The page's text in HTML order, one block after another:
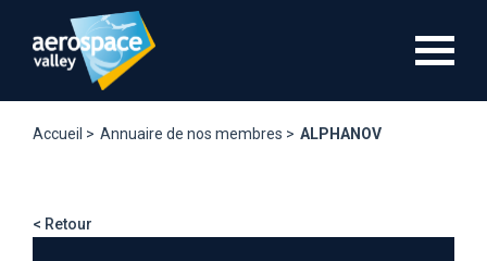
contenu
Accueil > Annuaire de nos membres > ALPHANOV
< Retour